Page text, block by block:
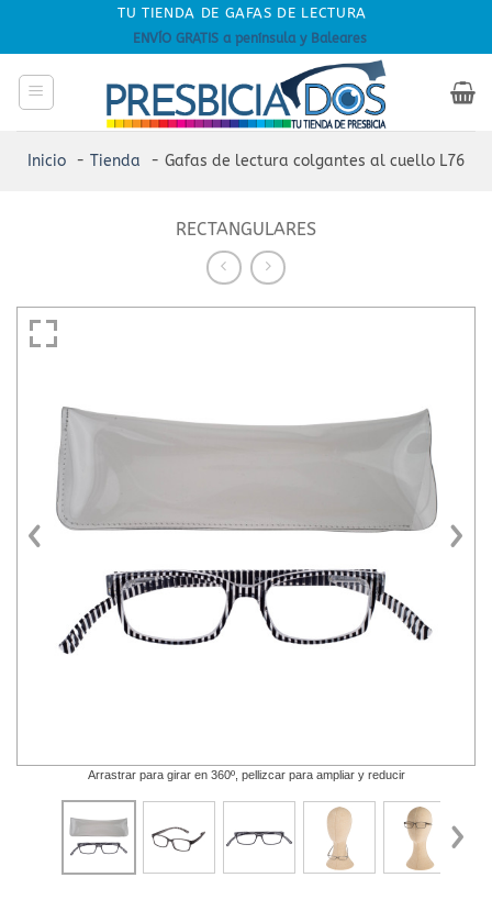
TU TIENDA DE GAFAS DE LECTURA
ENVÍO GRATIS a península y Baleares
Inicio Tienda Gafas de lectura colgantes al cuello L76
RECTANGULARES
Arrastrar para girar en 360º, pellizcar para ampliar y reducir